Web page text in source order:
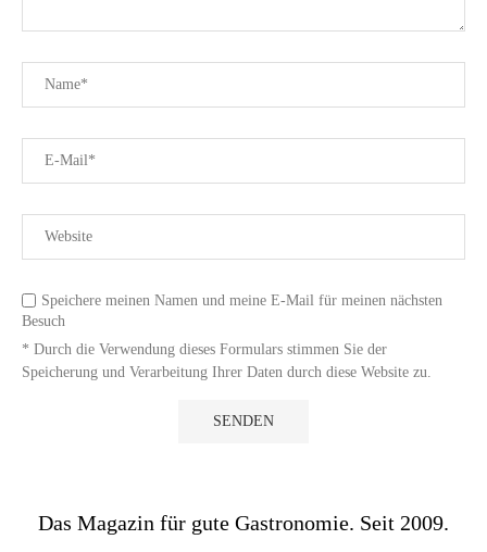
Speichere meinen Namen und meine E-Mail für meinen nächsten
Besuch
* Durch die Verwendung dieses Formulars stimmen Sie der
Speicherung und Verarbeitung Ihrer Daten durch diese Website zu.
Das Magazin für gute Gastronomie. Seit 2009.